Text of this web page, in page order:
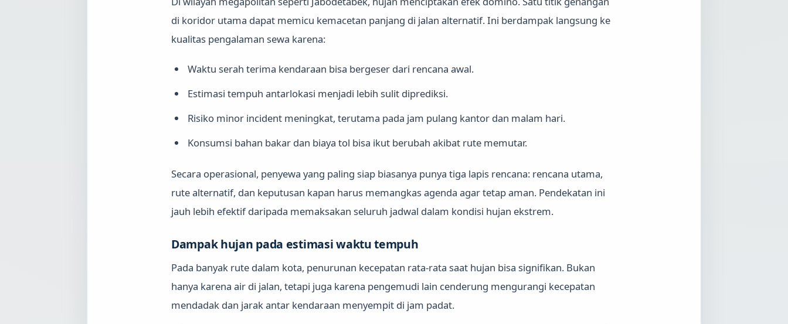
di koridor utama dapat memicu kemacetan panjang di jalan alternatif. Ini berdampak langsung ke
kualitas pengalaman sewa karena:
Waktu serah terima kendaraan bisa bergeser dari rencana awal.
Estimasi tempuh antarlokasi menjadi lebih sulit diprediksi.
Risiko minor incident meningkat, terutama pada jam pulang kantor dan malam hari.
Konsumsi bahan bakar dan biaya tol bisa ikut berubah akibat rute memutar.
Secara operasional, penyewa yang paling siap biasanya punya tiga lapis rencana: rencana utama,
rute alternatif, dan keputusan kapan harus memangkas agenda agar tetap aman. Pendekatan ini
jauh lebih efektif daripada memaksakan seluruh jadwal dalam kondisi hujan ekstrem.
Dampak hujan pada estimasi waktu tempuh
Pada banyak rute dalam kota, penurunan kecepatan rata-rata saat hujan bisa signifikan. Bukan
hanya karena air di jalan, tetapi juga karena pengemudi lain cenderung mengurangi kecepatan
mendadak dan jarak antar kendaraan menyempit di jam padat.